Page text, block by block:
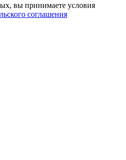
вы принимаете условия
соглашения